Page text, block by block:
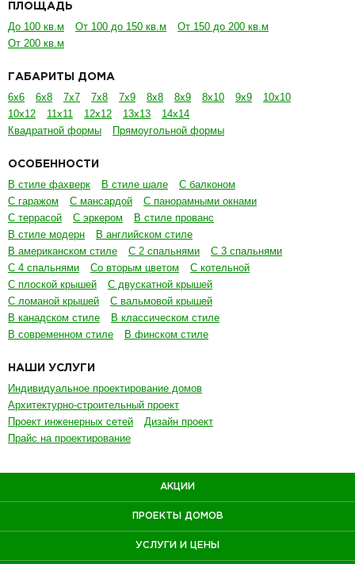
ПЛОЩАДЬ
До 100 кв.м От 100 до 150 кв.м
От 150 до 200 кв.м
От 200 кв.м
ГАБАРИТЫ ДОМА
6х6 6х8 7х7 7х8 7х9 8х8 8х9 8х10 9х9
10х10
10х12
11х11 12х12 13х13
14х14
Квадратной формы
Прямоугольной формы
ОСОБЕННОСТИ
В стиле фахверк В стиле шале
С балконом
С гаражом
С мансардой
С панорамными окнами
С террасой
С эркером
В стиле прованс
В стиле модерн
В английском стиле
В американском стиле
С 2 спальнями
С 3 спальнями
С 4 спальнями
Со вторым цветом
С котельной
С плоской крышей
С двускатной крышей
С ломаной крышей
С вальмовой крышей
В канадском стиле
В классическом стиле
В современном стиле
В финском стиле
НАШИ УСЛУГИ
Индивидуальное проектирование домов
Архитектурно-строительный проект
Проект инженерных сетей
Дизайн проект
Прайс на проектирование
АКЦИИ
ПРОЕКТЫ ДОМОВ
УСЛУГИ И ЦЕНЫ